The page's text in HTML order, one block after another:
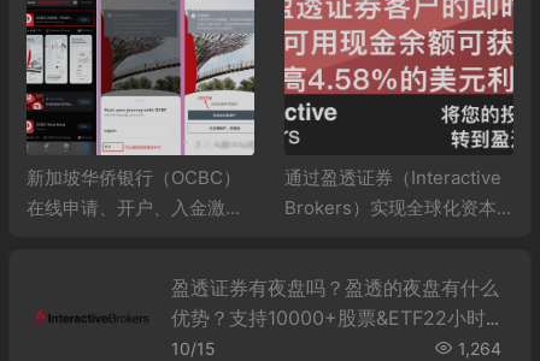
新加坡华侨银行（OCBC）
在线申请、开户、入金激活
通过盈透证券（Interactive
Brokers）实现全球化资本
盈透证券有夜盘吗？盈透的夜盘有什么
优势？支持10000+股票&ETF22小时交
易！
10/15 1,264